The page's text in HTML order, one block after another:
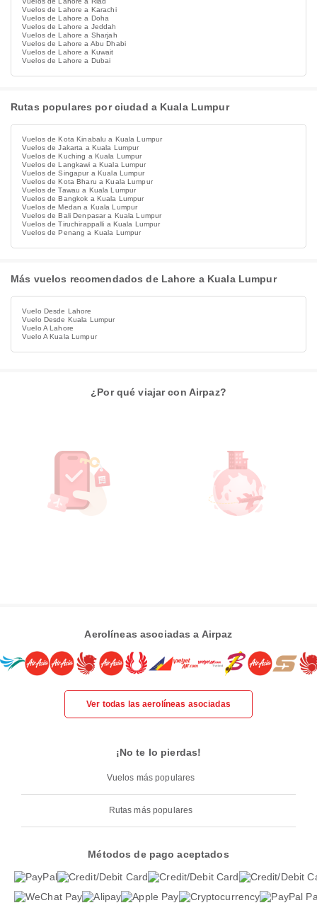
Vuelos de Lahore a Karachi
Vuelos de Lahore a Doha
Vuelos de Lahore a Jeddah
Vuelos de Lahore a Sharjah
Vuelos de Lahore a Abu Dhabi
Vuelos de Lahore a Kuwait
Vuelos de Lahore a Dubai
Rutas populares por ciudad a Kuala Lumpur
Vuelos de Kota Kinabalu a Kuala Lumpur
Vuelos de Jakarta a Kuala Lumpur
Vuelos de Kuching a Kuala Lumpur
Vuelos de Langkawi a Kuala Lumpur
Vuelos de Singapur a Kuala Lumpur
Vuelos de Kota Bharu a Kuala Lumpur
Vuelos de Tawau a Kuala Lumpur
Vuelos de Bangkok a Kuala Lumpur
Vuelos de Medan a Kuala Lumpur
Vuelos de Bali Denpasar a Kuala Lumpur
Vuelos de Tiruchirappalli a Kuala Lumpur
Vuelos de Penang a Kuala Lumpur
Más vuelos recomendados de Lahore a Kuala Lumpur
Vuelo Desde Lahore
Vuelo Desde Kuala Lumpur
Vuelo A Lahore
Vuelo A Kuala Lumpur
¿Por qué viajar con Airpaz?
Aerolíneas asociadas a Airpaz
Ver todas las aerolíneas asociadas
¡No te lo pierdas!
Vuelos más populares
Rutas más populares
Métodos de pago aceptados